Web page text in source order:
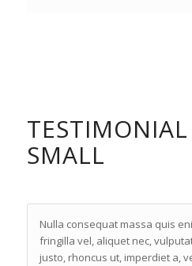
SMALL
Nulla consequat massa quis
fringilla vel, aliquet nec,
justo, rhoncus ut, imperdiet a,